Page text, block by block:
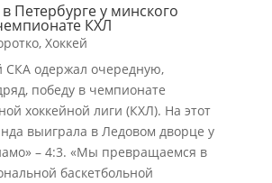
Петербурге у минского
КХЛ
, Хоккей
СКА одержал очередную,
победу в чемпионате
хоккейной лиги (КХЛ). На этот
выиграла в Ледовом дворце у
– 4:3. «Мы превращаемся в
баскетбольной